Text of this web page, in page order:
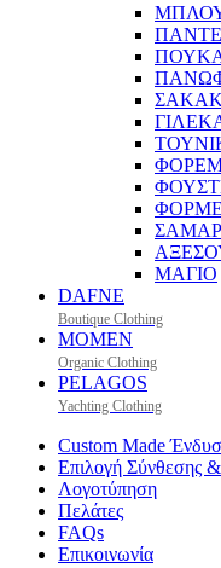
ΜΑΓΙΟ
DAFNE
Boutique Clothing
MOMEN
Organic Clothing
PELAGOS
Yachting Clothing
Custom Made
Επιλογή Σύνθεσης
Λογοτύπηση
Πελάτες
FAQs
Επικοινωνία